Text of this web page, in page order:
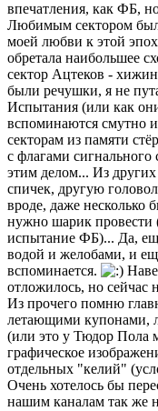
впечатления, как ФБ,
Любимым сектором
моей любви к этой
обретала наибольшее
сектор Ацтеков -
были речушки, я не
Испытания (или как
вспоминаются смутно
секторам из памяти
с флагами сигнального
этим делом... Из
спичек, другую
вроде, даже несколько
нужно шарик провести
испытание ФБ)... Да,
водой и желобами, и
вспоминается.
отложилось, но сейчас
Из прочего помню
летающими купонами,
(или это у Тюдор Пола
графическое
отдельных "келий"
Очень хотелось бы
нашим каналам так же